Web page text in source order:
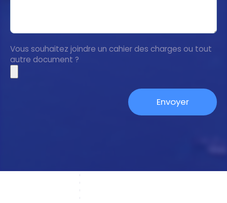
Vous souhaitez joindre un cahier des charges ou tout
autre document ?